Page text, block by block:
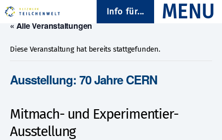
Info für...
« Alle Veranstaltungen
Diese Veranstaltung hat bereits stattgefunden.
Ausstellung: 70 Jahre CERN
Mitmach- und Experimentier-
Ausstellung